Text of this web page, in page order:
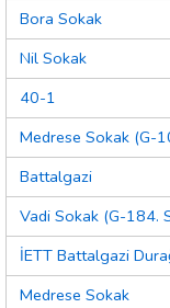
Bora Sokak
Nil Sokak
40-1
Medrese Sokak (G-
Battalgazi
Vadi Sokak (G-184.
İETT Battalgazi
Medrese Sokak